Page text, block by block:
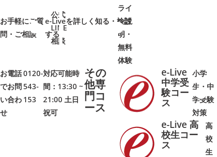
公式
LINE
相談
お手軽にご質
問・ご相談➜ ➜
ライ
ン説
明・
無料
体験
e-Liveを詳しく知る・検討
する
➜➜
お電話
でお問
い合わ
せ
0120-
543-
153
対応可能時
間：13:30 ~
21:00 土日
祝可
その
他専
門コ
ース
e-Live
中学受
験コー
ス
小学
生・中
学受験
対策
➜➜
e-Live 高
校生コー
ス
高
校
生
➜➜